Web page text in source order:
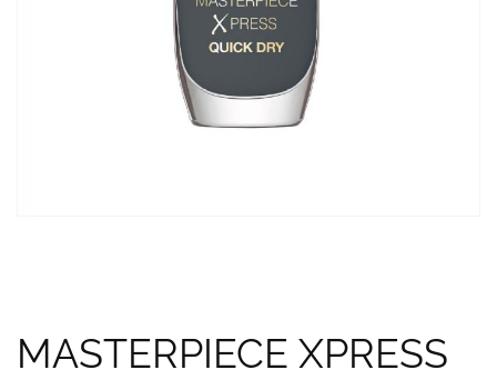
MASTERPIECE XPRESS